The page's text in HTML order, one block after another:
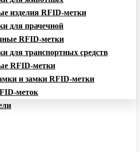
изделия RFID-метки
для прачечной
RFID-метки
для транспортных средств
RFID-метки
и замки RFID-метки
меток